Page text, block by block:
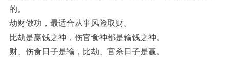
的。
劫财做功，最适合从事风险取财。
比劫是赢钱之神，伤官食神都是输钱之神。
财、伤食日子是输，比劫、官杀日子是赢。